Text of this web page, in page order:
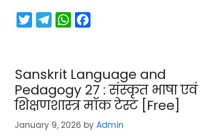
T
w
er
T
el
gr
a
m
W
h
ts
A
p
p
e
b
o
o
k
Sanskrit Language and
Pedagogy 27 : संस्कृत भाषा एवं
शिक्षणशास्त्र मॉक टेस्ट [Free]
January 9, 2026 by Admin